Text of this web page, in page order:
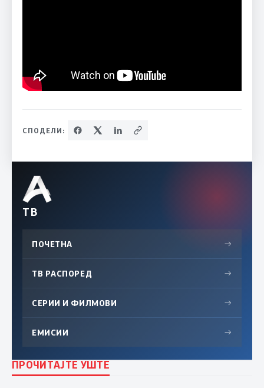
СПОДЕЛИ:
ТВ
ПОЧЕТНА →
ТВ РАСПОРЕД →
СЕРИИ И ФИЛМОВИ →
ЕМИСИИ →
ПРОЧИТАЈТЕ УШТЕ